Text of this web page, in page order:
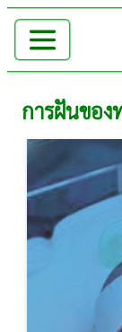
การฝันของ